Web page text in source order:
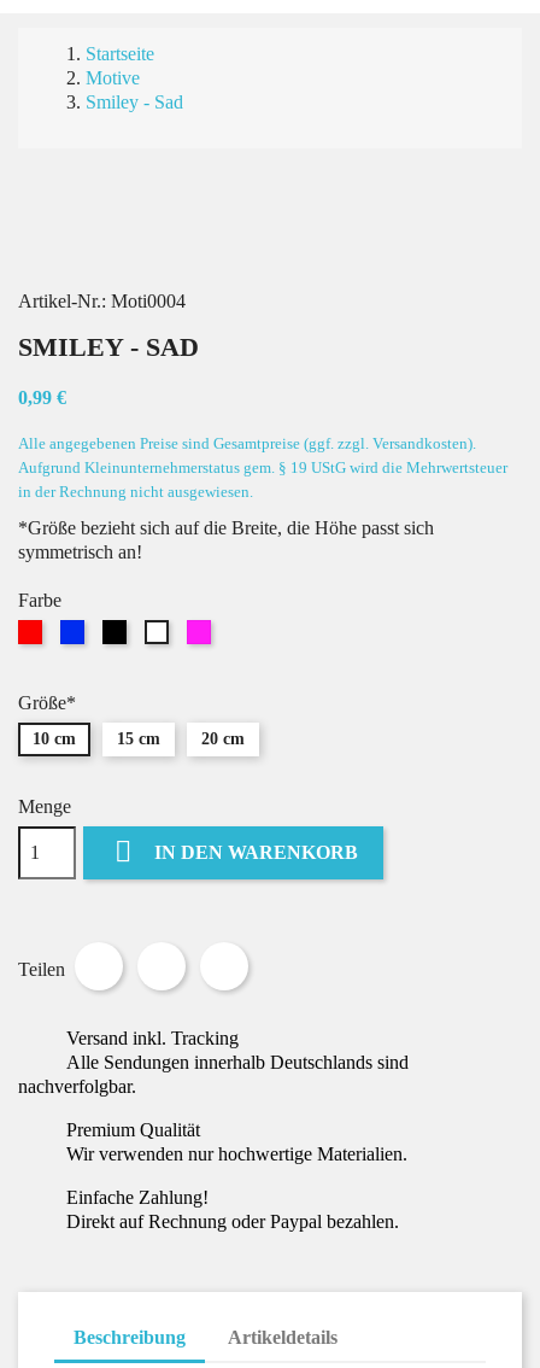
Startseite
Motive
Smiley - Sad
Artikel-Nr.: Moti0004
SMILEY - SAD
0,99 €
Alle angegebenen Preise sind Gesamtpreise (ggf. zzgl. Versandkosten).
Aufgrund Kleinunternehmerstatus gem. § 19 UStG wird die Mehrwertsteuer
in der Rechnung nicht ausgewiesen.
*Größe bezieht sich auf die Breite, die Höhe passt sich
symmetrisch an!
Farbe
Größe*
10 cm 15 cm 20 cm
Menge
 IN DEN WARENKORB
Teilen
Versand inkl. Tracking
Alle Sendungen innerhalb Deutschlands sind
nachverfolgbar.
Premium Qualität
Wir verwenden nur hochwertige Materialien.
Einfache Zahlung!
Direkt auf Rechnung oder Paypal bezahlen.
Beschreibung Artikeldetails